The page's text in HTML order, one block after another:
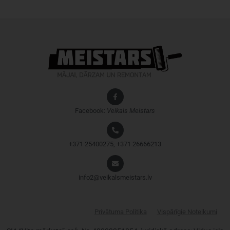
Facebook: Veikals Meistars
+371 25400275, +371 26666213
info2@veikalsmeistars.lv